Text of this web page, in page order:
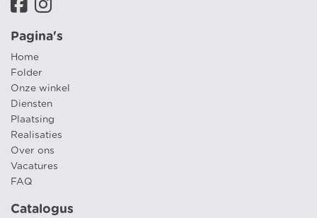
Pagina's
Home
Folder
Onze winkel
Diensten
Plaatsing
Realisaties
Over ons
Vacatures
FAQ
Catalogus